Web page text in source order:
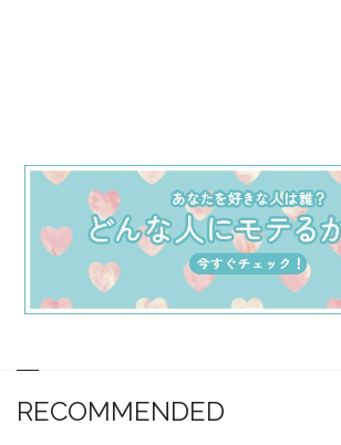
RECOMMENDED